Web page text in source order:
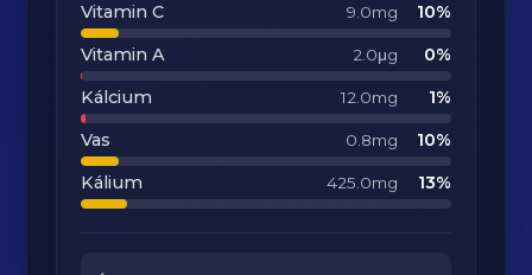
Vitamin C
9.0mg
10%
Vitamin A
2.0μg
0%
Kálcium
12.0mg
1%
Vas
0.8mg
10%
Kálium
425.0mg 13%